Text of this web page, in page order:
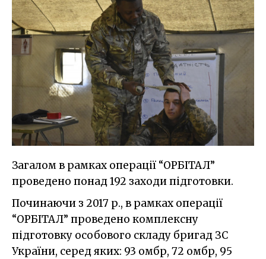
Загалом в рамках операції “ОРБІТАЛ”
проведено понад 192 заходи підготовки.
Починаючи з 2017 р., в рамках операції
“ОРБІТАЛ” проведено комплексну
підготовку особового складу бригад ЗС
України, серед яких: 93 омбр, 72 омбр, 95